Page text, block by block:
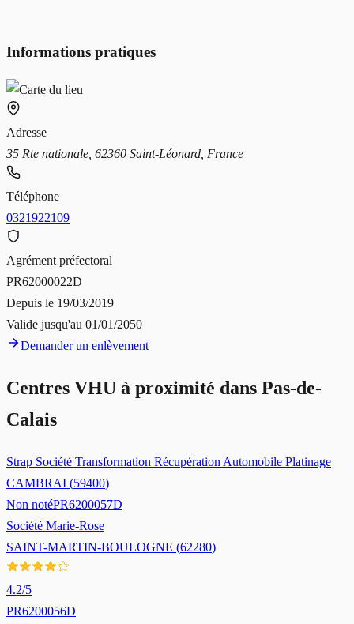
Informations pratiques
Adresse
35 Rte nationale, 62360 Saint-Léonard, France
Téléphone
0321922109
Agrément préfectoral
PR62000022D
Depuis le 19/03/2019
Valide jusqu'au 01/01/2050
Demander un enlèvement
Centres VHU à proximité dans Pas-de-
Calais
Strap Société Transformation Récupération Automobile Platinage
CAMBRAI (59400)
Non notéPR6200057D
Société Marie-Rose
SAINT-MARTIN-BOULOGNE (62280)
4.2/5
PR6200056D